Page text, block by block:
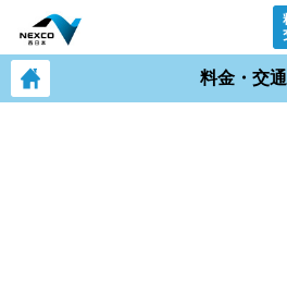
料金・交通